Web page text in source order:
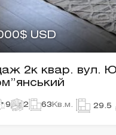
USD
2к квар. вул.
9 2 63 Кв.м. 29.5